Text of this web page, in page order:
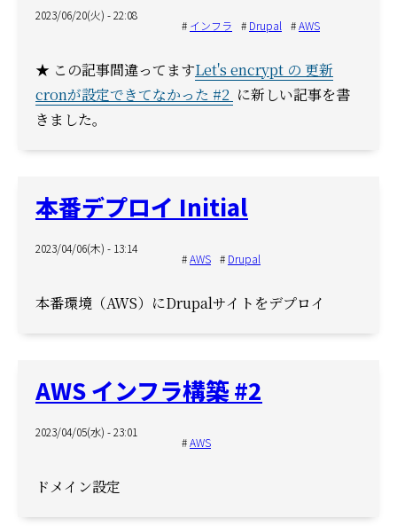
2023/06/20(火) - 22:08
インフラ Drupal AWS
★ この記事間違ってますLet's encrypt の 更新
cronが設定できてなかった #2 に新しい記事を書
きました。
本番デプロイ Initial
2023/04/06(木) - 13:14
AWS Drupal
本番環境（AWS）にDrupalサイトをデプロイ
AWS インフラ構築 #2
2023/04/05(水) - 23:01
AWS
ドメイン設定